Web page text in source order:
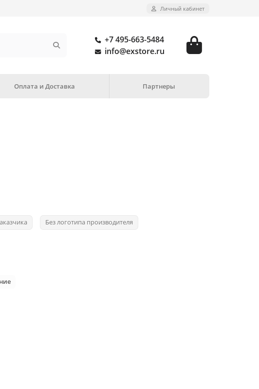
Личный кабинет
+7 495-663-5484
info@exstore.ru
Оплата и Доставка Партнеры
Без логотипа производителя